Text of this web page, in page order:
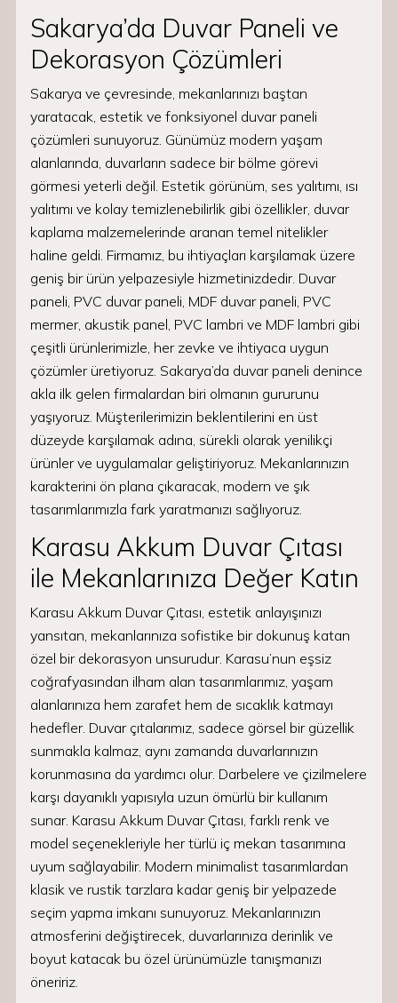
Sakarya’da Duvar Paneli ve
Dekorasyon Çözümleri
Sakarya ve çevresinde, mekanlarınızı baştan
yaratacak, estetik ve fonksiyonel duvar paneli
çözümleri sunuyoruz. Günümüz modern yaşam
alanlarında, duvarların sadece bir bölme görevi
görmesi yeterli değil. Estetik görünüm, ses yalıtımı, ısı
yalıtımı ve kolay temizlenebilirlik gibi özellikler, duvar
kaplama malzemelerinde aranan temel nitelikler
haline geldi. Firmamız, bu ihtiyaçları karşılamak üzere
geniş bir ürün yelpazesiyle hizmetinizdedir. Duvar
paneli, PVC duvar paneli, MDF duvar paneli, PVC
mermer, akustik panel, PVC lambri ve MDF lambri gibi
çeşitli ürünlerimizle, her zevke ve ihtiyaca uygun
çözümler üretiyoruz. Sakarya’da duvar paneli denince
akla ilk gelen firmalardan biri olmanın gururunu
yaşıyoruz. Müşterilerimizin beklentilerini en üst
düzeyde karşılamak adına, sürekli olarak yenilikçi
ürünler ve uygulamalar geliştiriyoruz. Mekanlarınızın
karakterini ön plana çıkaracak, modern ve şık
tasarımlarımızla fark yaratmanızı sağlıyoruz.
Karasu Akkum Duvar Çıtası
ile Mekanlarınıza Değer Katın
Karasu Akkum Duvar Çıtası, estetik anlayışınızı
yansıtan, mekanlarınıza sofistike bir dokunuş katan
özel bir dekorasyon unsurudur. Karasu’nun eşsiz
coğrafyasından ilham alan tasarımlarımız, yaşam
alanlarınıza hem zarafet hem de sıcaklık katmayı
hedefler. Duvar çıtalarımız, sadece görsel bir güzellik
sunmakla kalmaz, aynı zamanda duvarlarınızın
korunmasına da yardımcı olur. Darbelere ve çizilmelere
karşı dayanıklı yapısıyla uzun ömürlü bir kullanım
sunar. Karasu Akkum Duvar Çıtası, farklı renk ve
model seçenekleriyle her türlü iç mekan tasarımına
uyum sağlayabilir. Modern minimalist tasarımlardan
klasik ve rustik tarzlara kadar geniş bir yelpazede
seçim yapma imkanı sunuyoruz. Mekanlarınızın
atmosferini değiştirecek, duvarlarınıza derinlik ve
boyut katacak bu özel ürünümüzle tanışmanızı
öneririz.